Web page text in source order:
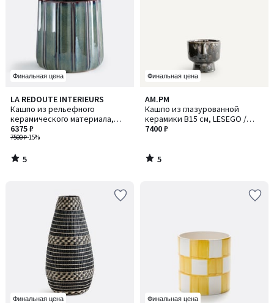
Финальная цена
LA REDOUTE INTERIEURS
Кашпо из рельефного
керамического материала,
диаметр 27 см, LYNOA / ЛИНОА
7500 ₽-15%
6375 ₽
5
/
5
5
/
Финальная цена
AM.PM
Кашпо из глазурованной
керамики В15 см, LESEGO /
ЛЕСЕГО
7400 ₽
5
/
5
5
/
Финальная цена Финальная цена